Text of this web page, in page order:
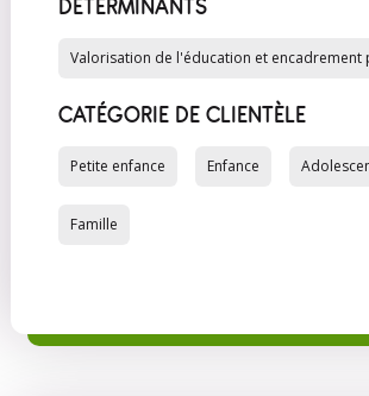
DÉTERMINANTS
Valorisation de l'éducation et encadrement
CATÉGORIE DE CLIENTÈLE
Petite enfance Enfance
Famille